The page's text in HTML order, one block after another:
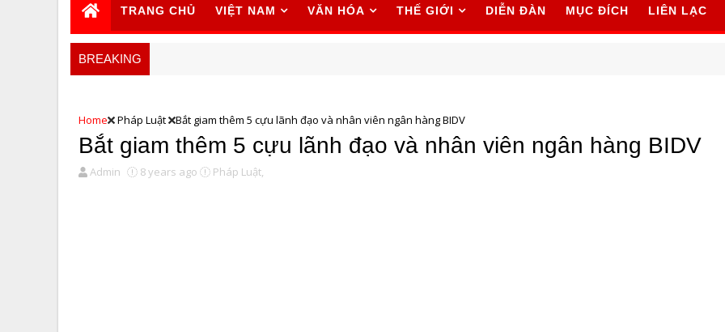
TRANG CHỦ VIỆT NAM VĂN HÓA THẾ GIỚI DIỄN ĐÀN MỤC ĐÍCH LIÊN LẠC
BREAKING
Home Pháp Luật Bắt giam thêm 5 cựu lãnh đạo và nhân viên ngân hàng BIDV
Bắt giam thêm 5 cựu lãnh đạo và nhân viên ngân hàng BIDV
Admin 8 years ago Pháp Luật,